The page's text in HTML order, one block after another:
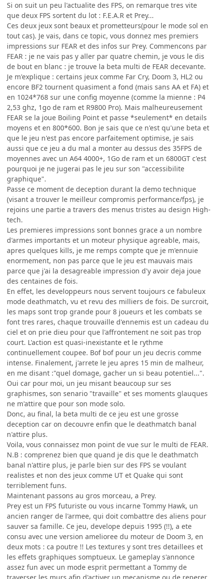
Si on suit un peu l'actualite des FPS, on remarque tres vite
que deux FPS sortent du lot : F.E.A.R et Prey...
Ces deux jeux sont beaux et prometteurs(pour le mode sol en
tout cas). Je vais, dans ce topic, vous donnez mes premiers
impressions sur FEAR et des infos sur Prey. Commencons par
FEAR : je ne vais pas y aller par quatre chemin, je vous le dis
de bout en blanc : je trouve la beta multi de FEAR decevante.
Je m'explique : certains jeux comme Far Cry, Doom 3, HL2 ou
encore BF2 tournent quasiment a fond (mais sans AA et FA) et
en 1024*768 sur une config moyenne (comme la mienne : P4
2,53 ghz, 1go de ram et R9800 Pro). Mais malheureusement
FEAR se la joue Boiling Point et passe *seulement* en details
moyens et en 800*600. Bon je sais que ce n'est qu'une beta et
que le jeu n'est pas encore parfaitement optimise, je sais
aussi que ce jeu a du mal a monter au dessus des 35FPS de
moyennes avec un A64 4000+, 1Go de ram et un 6800GT c'est
pourquoi je ne jugerai pas le jeu sur son "accessibilite
graphique".
Passe ce moment de deception durant la demo technique
(visant a trouver le meilleur compromis performance/fps), je
rejoins une partie a travers des menus tristes au design High-
tech.
Les premieres impressions sont bonnes grace a un nombre
d'armes importants et un moteur physique agreable, mais,
apres quelques kills, je me remps compte que je m'ennuie
enormement, non pas parce que le jeu est mauvais mais
parce que j'ai la desagreable impression d'y avoir deja joue
des centaines de fois.
En effet, les developpeurs nous servent toujours ce fabuleux
mode deathmatch, vu et revu des milliers de fois. De surcroit,
les maps sont trop grande pour 8 joueurs et les combats se
font tres rares, chaque trouvaille d'ennemis est un cadeau du
ciel et on prie dieu pour que l'affrontement ne soit pas trop
court. L'action est quasi-inexistante et le rythme
continuellement coupee. Bof bof pour un jeu decris comme
intense. Finalement, j'arrete le jeu apres 15 min de malheur,
en me disant :"quel domage, gacher un si beau potentiel...".
Oui car pour moi, un jeu misant beaucoup sur ses
graphismes, son senario "travaille" et ses moments glauques
ne m'attire que pour son mode solo.
Donc, au final, la beta multi de ce jeu est une grosse
deception car on decouvre enfin que le deathmatch banal
n'attire plus.
Voila, vous connaissez mon point de vue sur le multi de FEAR.
N.B : comprenez bien que quand je dis que le deathmatch
banal n'attire plus, je parle bien sur des FPS se voulant
realistes et non des jeux comme UT et Quake qui sont
terriblement funs.
Maintenant passons au gros morceau, a Prey.
Prey est un FPS futuriste ou vous incarne Tommy Hawk, un
ancien ranger de l'armee, qui doit combattre des aliens pour
sauver sa famille. Ce jeu, develope depuis 1995 (!!), a ete
consu avec une version amelioree du moteur de Doom 3, en
deux mots : ca poutre !! Les textures y sont tres detaillees et
les effets graphiques somptueux. Le gameplay s'annonce
assez fun avec un mode esprit permettant a Tommy de